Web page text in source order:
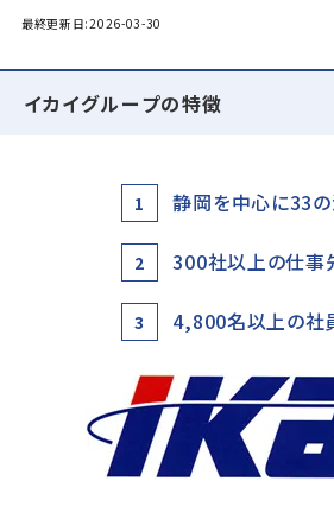
最終更新日:2026-03-30
イカイグループの特徴
1 静岡を中心に33
2 300社以上の仕事
3 4,800名以上の社